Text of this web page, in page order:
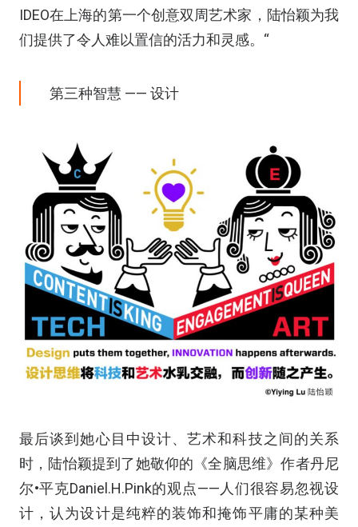
IDEO在上海的第一个创意双周艺术家，陆怡颖为我
们提供了令人难以置信的活力和灵感。“
第三种智慧 —— 设计
最后谈到她心目中设计、艺术和科技之间的关系
时，陆怡颖提到了她敬仰的《全脑思维》作者丹尼
尔•平克Daniel.H.Pink的观点——人们很容易忽视设
计，认为设计是纯粹的装饰和掩饰平庸的某种美